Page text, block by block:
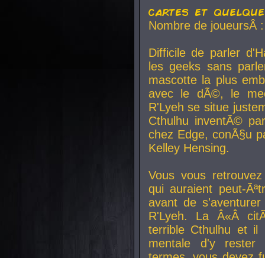
cartes et
Nombre de
Difficile de parler
les geeks sans
mascotte la plus
avec le dÃ©, le
R'Lyeh se situe
Cthulhu inventÃ©
chez Edge, conÃ§u
Kelley Hensing.
Vous vous
qui auraient peut-
avant de
R'Lyeh. La Â«Â
terrible Cthulhu et
mentale d'y rester